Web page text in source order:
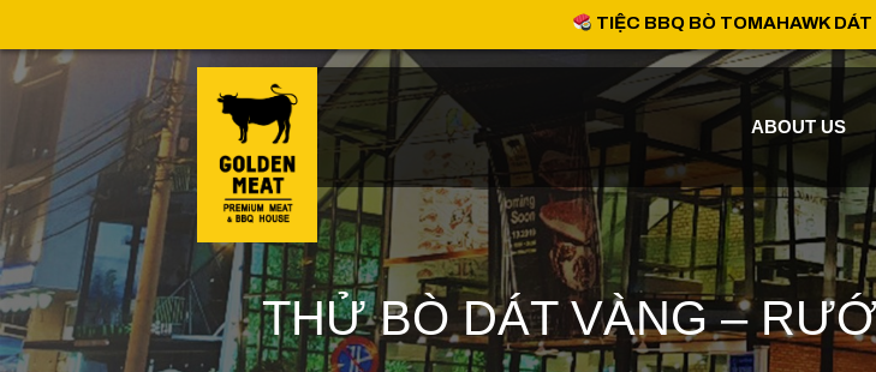
ABOUT US
THỬ BÒ DÁT VÀNG –
TIỆC BBQ BÒ TOMAHAWK DÁT